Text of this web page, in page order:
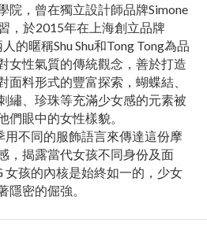
院，曾在獨立設計師品牌Simone
，於2015年在上海創立品牌
的暱稱Shu Shu和Tong Tong為品
⼥性氣質的傳統觀念，善於打造
⾯料形式的豐富探索，蝴蝶結、
繡、珍珠等充滿少⼥感的元素被
們眼中的女性樣貌。
不同的服飾語⾔來傳達這份摩
，揭露當代女孩不同身份及面
孩的內核是始終如一的，少⼥
隱密的倔強。